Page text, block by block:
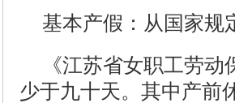
基本产假：从国家规
《江苏省女职工劳
少于九十天。其中产前